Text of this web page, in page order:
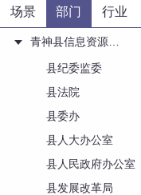
场景 部门 行业
县纪委监委
县法院
县委办
县人大办公室
县人民政府办公室
县发展改革局